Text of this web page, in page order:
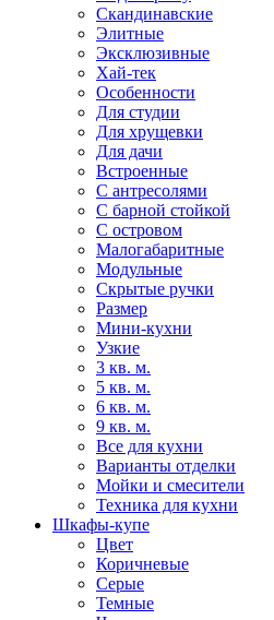
Скандинавские
Элитные
Эксклюзивные
Хай-тек
Особенности
Для студии
Для хрущевки
Для дачи
Встроенные
С антресолями
С барной стойкой
С островом
Малогабаритные
Модульные
Скрытые ручки
Размер
Мини-кухни
Узкие
3 кв. м.
5 кв. м.
6 кв. м.
9 кв. м.
Все для кухни
Варианты отделки
Мойки и смесители
Техника для кухни
Шкафы-купе
Цвет
Коричневые
Серые
Темные